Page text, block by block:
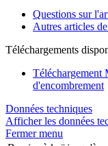
Questions sur
Autres articles
Téléchargements
Téléchargement
d'encombrement
Données techniques
Afficher les données
Fermer menu